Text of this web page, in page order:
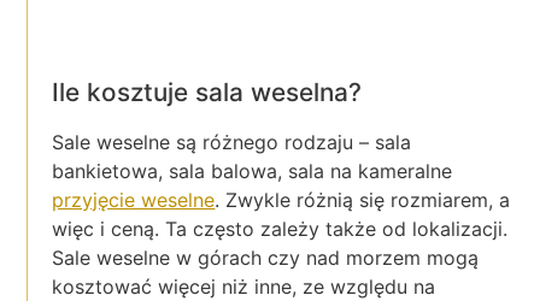
Ile kosztuje sala weselna?
Sale weselne są różnego rodzaju – sala
bankietowa, sala balowa, sala na kameralne
przyjęcie weselne. Zwykle różnią się rozmiarem, a
więc i ceną. Ta często zależy także od lokalizacji.
Sale weselne w górach czy nad morzem mogą
kosztować więcej niż inne, ze względu na